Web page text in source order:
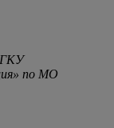
ГКУ
по МО